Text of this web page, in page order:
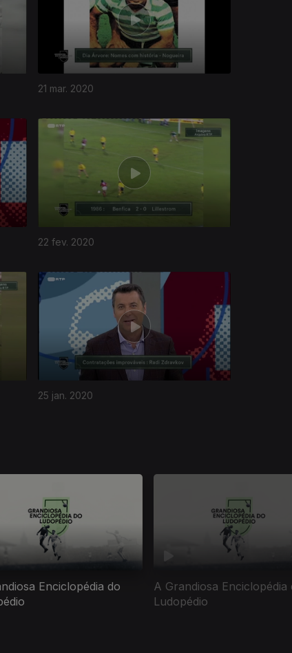
21 mar. 2020
22 fev. 2020
25 jan. 2020
Enciclopédia do
A Grandiosa Enciclopédia
Ludopédio